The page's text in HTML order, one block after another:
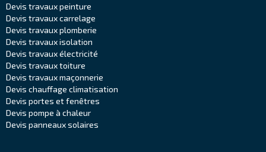
Devis travaux peinture
Devis travaux carrelage
Devis travaux plomberie
Devis travaux isolation
Devis travaux électricité
Devis travaux toiture
Devis travaux maçonnerie
Devis chauffage climatisation
Devis portes et fenêtres
Devis pompe à chaleur
Devis panneaux solaires